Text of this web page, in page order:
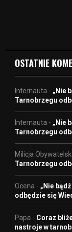
OSTATNIE
Internauta - „Nie
Tarnobrzegu
Internauta - „Nie
Tarnobrzegu
Milicja
Tarnobrzegu
Ocena - „Nie
odbędzie się
Papa - Coraz
nastroje w